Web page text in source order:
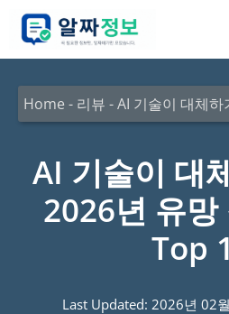
Home - 리뷰 -AI 기술이 대체하기 힘든
AI 기술이 대
2026년 유망
Top
Last Updated: 2026년 02